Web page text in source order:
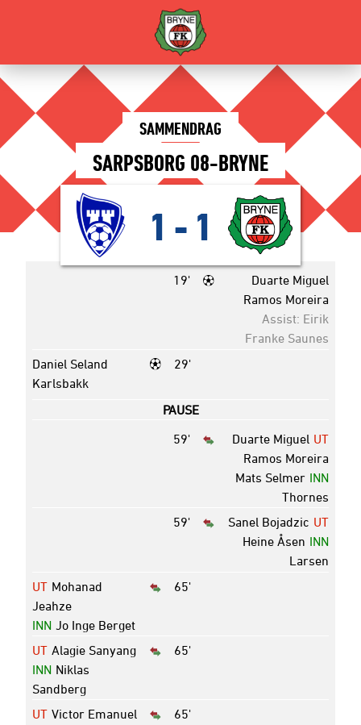
SAMMENDRAG
SARPSBORG 08-BRYNE
1 - 1
19'
Duarte Miguel
Ramos Moreira
Assist: Eirik
Franke Saunes
29'
Daniel Seland
Karlsbakk
PAUSE
59' UT
Duarte Miguel
Ramos Moreira
INN
Mats Selmer
Thornes
59'
UT
Sanel Bojadzic
INN
Heine Åsen
Larsen
65'
UT Mohanad
Jeahze
INN Jo Inge Berget
65'
UT Alagie Sanyang
INN Niklas
Sandberg
65'
UT Victor Emanuel